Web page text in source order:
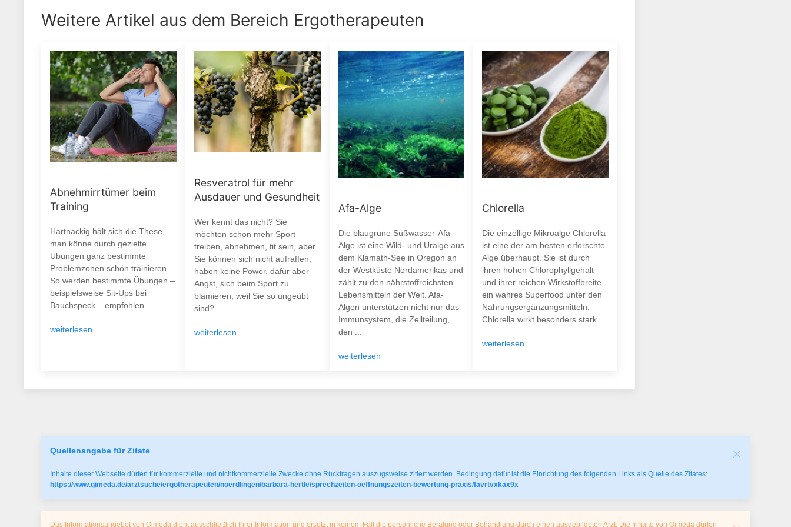
Weitere Artikel aus dem Bereich Ergotherapeuten
Abnehmirrtümer beim
Training
Hartnäckig hält sich die These,
man könne durch gezielte
Übungen ganz bestimmte
Problemzonen schön trainieren.
So werden bestimmte Übungen –
beispielsweise Sit-Ups bei
Bauchspeck – empfohlen ...
weiterlesen
Resveratrol für mehr
Ausdauer und Gesundheit
Wer kennt das nicht? Sie
möchten schon mehr Sport
treiben, abnehmen, fit sein, aber
Sie können sich nicht aufraffen,
haben keine Power, dafür aber
Angst, sich beim Sport zu
blamieren, weil Sie so ungeübt
sind? ...
weiterlesen
Afa-Alge
Die blaugrüne Süßwasser-Afa-
Alge ist eine Wild- und Uralge aus
dem Klamath-See in Oregon an
der Westküste Nordamerikas und
zählt zu den nährstoffreichsten
Lebensmitteln der Welt. Afa-
Algen unterstützen nicht nur das
Immunsystem, die Zellteilung,
den ...
weiterlesen
Chlorella
Die einzellige Mikroalge Chlorella
ist eine der am besten erforschte
Alge überhaupt. Sie ist durch
ihren hohen Chlorophyllgehalt
und ihrer reichen Wirkstoffbreite
ein wahres Superfood unter den
Nahrungsergänzungsmitteln.
Chlorella wirkt besonders stark ...
weiterlesen
Quellenangabe für Zitate
Inhalte dieser Webseite dürfen für kommerzielle und nichtkommerzielle Zwecke ohne Rückfragen auszugsweise zitiert werden. Bedingung dafür ist die Einrichtung des folgenden Links als Quelle des Zitates:
https://www.qimeda.de/arztsuche/ergotherapeuten/noerdlingen/barbara-hertle/sprechzeiten-oeffnungszeiten-bewertung-praxis/favrtvxkax9x
Das Informationsangebot von Qimeda dient ausschließlich Ihrer Information und ersetzt in keinem Fall die persönliche Beratung oder Behandlung durch einen ausgebildeten Arzt. Die Inhalte von Qimeda dürfen